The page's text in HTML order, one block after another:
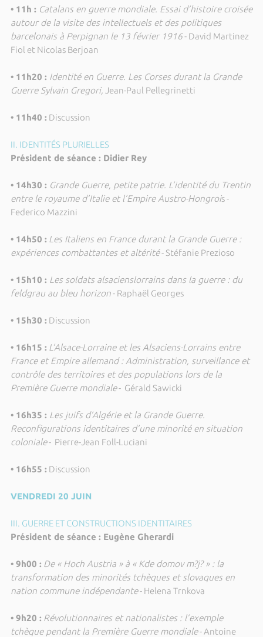
• 11h : Catalans en guerre mondiale. Essai d’histoire croisée
autour de la visite des intellectuels et des politiques
barcelonais à Perpignan le 13 février 1916- David Martinez
Fiol et Nicolas Berjoan
• 11h20 : Identité en Guerre. Les Corses durant la Grande
Guerre Sylvain Gregori, Jean-Paul Pellegrinetti
• 11h40 : Discussion
II. IDENTITÉS PLURIELLES
Président de séance : Didier Rey
• 14h30 : Grande Guerre, petite patrie. L’identité du Trentin
entre le royaume d’Italie et l’Empire Austro-Hongrois -
Federico Mazzini
• 14h50 : Les Italiens en France durant la Grande Guerre :
expériences combattantes et altérité- Stéfanie Prezioso
• 15h10 : Les soldats alsacienslorrains dans la guerre : du
feldgrau au bleu horizon- Raphaël Georges
• 15h30 : Discussion
• 16h15 : L’Alsace-Lorraine et les Alsaciens-Lorrains entre
France et Empire allemand : Administration, surveillance et
contrôle des territoires et des populations lors de la
Première Guerre mondiale- Gérald Sawicki
• 16h35 : Les juifs d’Algérie et la Grande Guerre.
Reconfigurations identitaires d’une minorité en situation
coloniale- Pierre-Jean Foll-Luciani
• 16h55 : Discussion
VENDREDI 20 JUIN
III. GUERRE ET CONSTRUCTIONS IDENTITAIRES
Président de séance : Eugène Gherardi
• 9h00 : De « Hoch Austria » à « Kde domov m?j? » : la
transformation des minorités tchèques et slovaques en
nation commune indépendante- Helena Trnkova
• 9h20 : Révolutionnaires et nationalistes : l’exemple
tchèque pendant la Première Guerre mondiale- Antoine